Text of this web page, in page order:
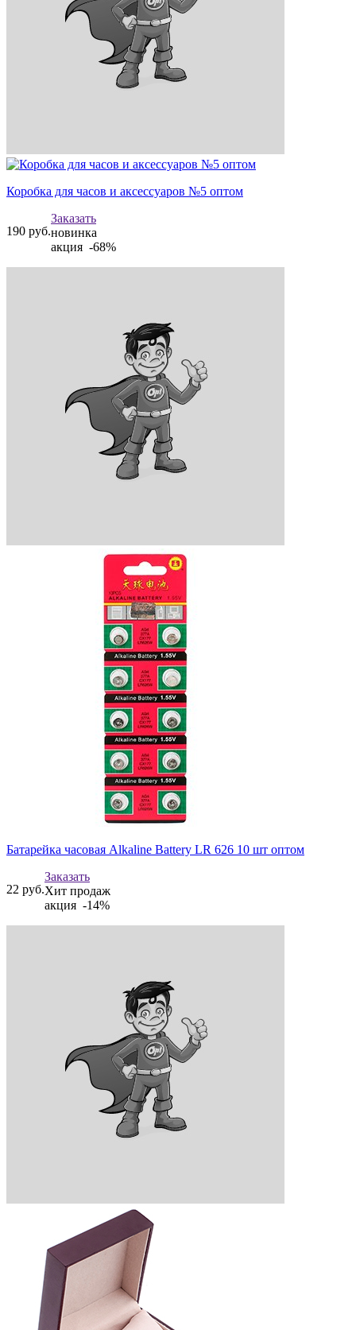
Коробка для часов и аксессуаров №5 оптом
190 руб.
Заказать
новинка
акция -68%
Батарейка часовая Alkaline Battery LR 626 10 шт оптом
22 руб.
Заказать
Хит продаж
акция -14%